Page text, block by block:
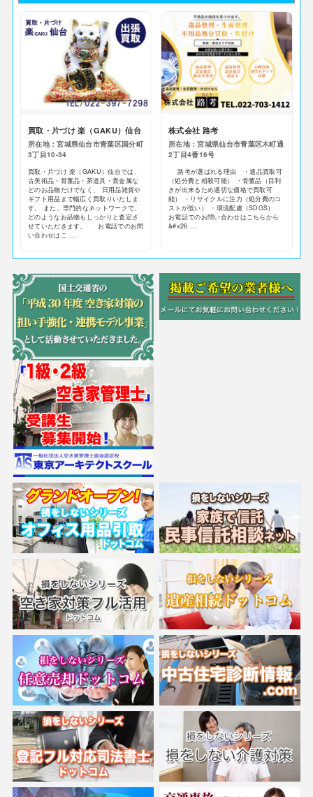
買取・片づけ 楽（GAKU）仙台
所在地：宮城県仙台市青葉区国分町
3丁目10-34
買取・片づけ 楽（GAKU）仙台では、
古美術品・骨董品・茶道具・貴金属な
どのお品物だけでなく、 日用品雑貨や
ギフト用品まで幅広く買取りいたしま
す。 また、専門的なネットワークで、
どのようなお品物もしっかりと査定さ
せていただきます。 お電話でのお問
い合わせはこ ...
株式会社 路考
所在地：宮城県仙台市青葉区木町通
2丁目4番16号
路考が選ばれる理由 ・遺品買取可
（処分費と相殺可能） ・骨董品（目利
きが出来るため適切な価格で買取可
能） ・リサイクルに注力（処分費のコ
ストが低い） ・環境配慮（SDGS）
お電話でのお問い合わせはこちらから
&#x26 ...